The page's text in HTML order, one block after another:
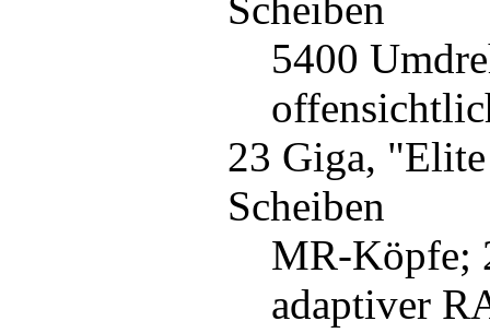
5400
23 Giga,
Scheiben
MR-Köpfe;
adaptiver